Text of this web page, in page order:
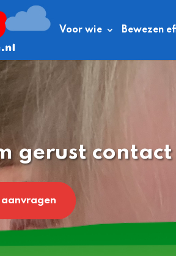
Voor wie Bewezen
gerust
aanvragen